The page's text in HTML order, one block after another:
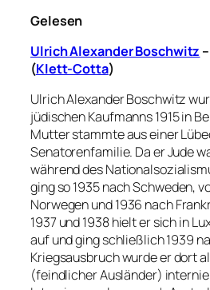
Gelesen
Ulrich Alexander Boschwitz
(Klett-Cotta)
Ulrich Alexander Boschwitz
jüdischen Kaufmanns 1915 in
Mutter stammte aus einer
Senatorenfamilie. Da er Jude
während des
ging so 1935 nach Schweden,
Norwegen und 1936 nach
1937 und 1938 hielt er sich in
auf und ging schließlich 1939
Kriegsausbruch wurde er dort
(feindlicher Ausländer)